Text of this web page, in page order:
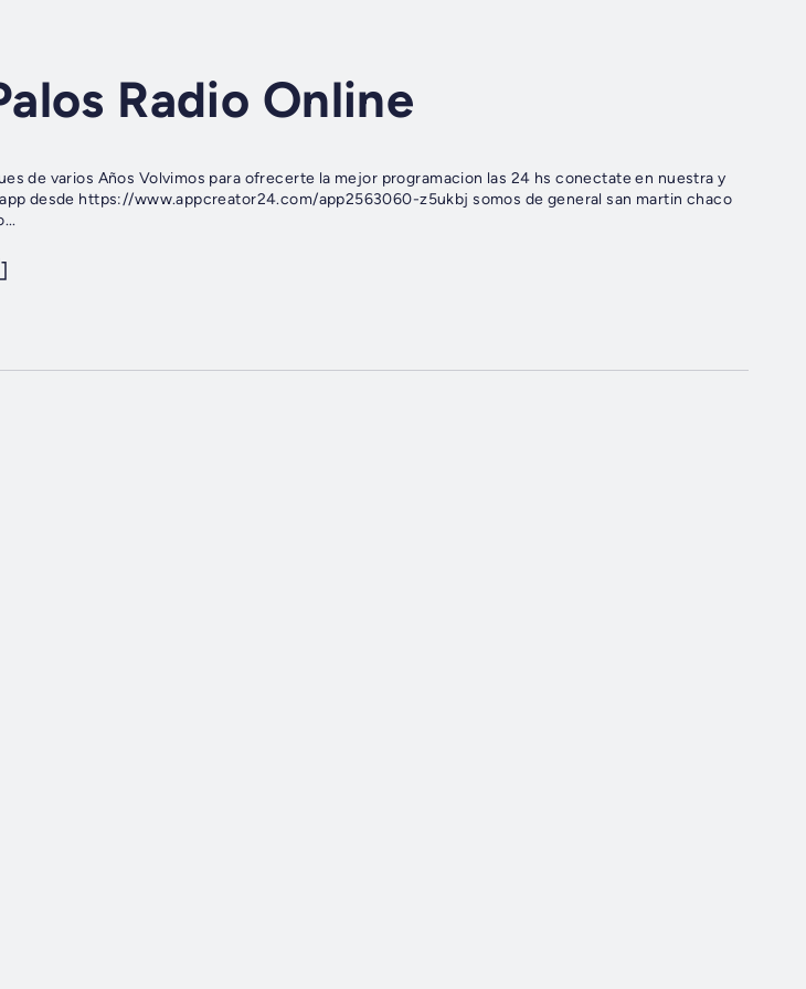
Radio Online
varios Años Volvimos para ofrecerte la mejor programacion las 24 hs conectate en nuestra y
desde https://www.appcreator24.com/app2563060-z5ukbj somos de general san martin chaco